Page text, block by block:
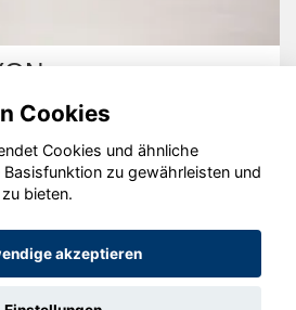
GmbH 2020 - 2026
Cookies
Cookies und ähnliche
zu gewährleisten und
bieten.
akzeptieren